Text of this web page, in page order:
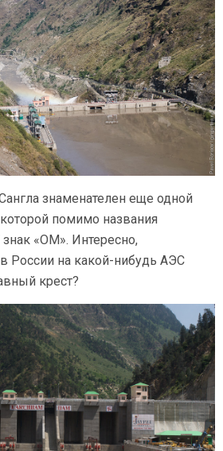
знаменателен еще одной
помимо названия
знак «ОМ». Интересно,
России на какой-нибудь АЭС
крест?